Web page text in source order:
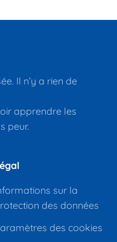
Il n’y a rien de
apprendre les
peur.
sur la
des données
des cookies